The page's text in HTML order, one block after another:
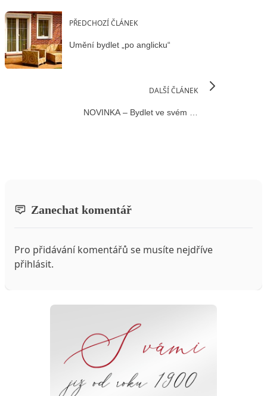
PŘEDCHOZÍ ČLÁNEK
Umění bydlet „po anglicku“
DALŠÍ ČLÁNEK
NOVINKA – Bydlet ve svém …
Zanechat komentář
Pro přidávání komentářů se musíte nejdříve
přihlásit.